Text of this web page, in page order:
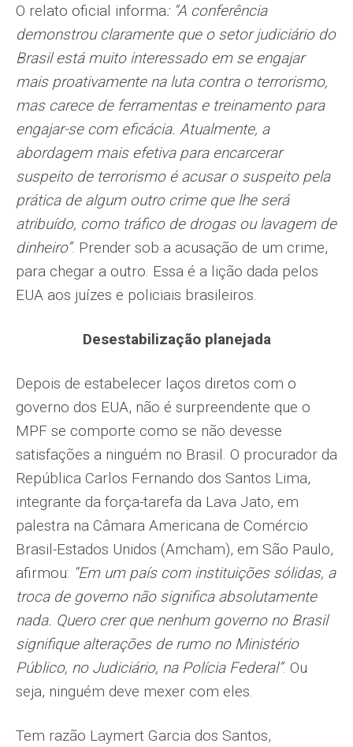
O relato oficial informa: “A conferência
demonstrou claramente que o setor judiciário do
Brasil está muito interessado em se engajar
mais proativamente na luta contra o terrorismo,
mas carece de ferramentas e treinamento para
engajar-se com eficácia. Atualmente, a
abordagem mais efetiva para encarcerar
suspeito de terrorismo é acusar o suspeito pela
prática de algum outro crime que lhe será
atribuído, como tráfico de drogas ou lavagem de
dinheiro”. Prender sob a acusação de um crime,
para chegar a outro. Essa é a lição dada pelos
EUA aos juízes e policiais brasileiros.
Desestabilização planejada
Depois de estabelecer laços diretos com o
governo dos EUA, não é surpreendente que o
MPF se comporte como se não devesse
satisfações a ninguém no Brasil. O procurador da
República Carlos Fernando dos Santos Lima,
integrante da força-tarefa da Lava Jato, em
palestra na Câmara Americana de Comércio
Brasil-Estados Unidos (Amcham), em São Paulo,
afirmou: “Em um país com instituições sólidas, a
troca de governo não significa absolutamente
nada. Quero crer que nenhum governo no Brasil
signifique alterações de rumo no Ministério
Público, no Judiciário, na Polícia Federal”. Ou
seja, ninguém deve mexer com eles.
Tem razão Laymert Garcia dos Santos,